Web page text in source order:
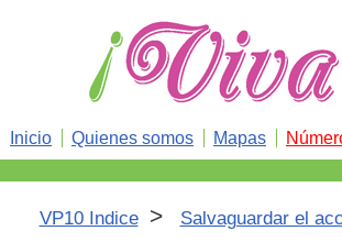
Inicio Quienes somos Mapas
VP10 Indice > Salvaguardar el